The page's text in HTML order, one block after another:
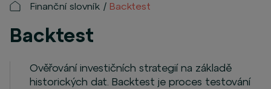
Finanční slovník Backtest
Backtest
Ověřování investičních strategií na základě
historických dat. Backtest je proces testování